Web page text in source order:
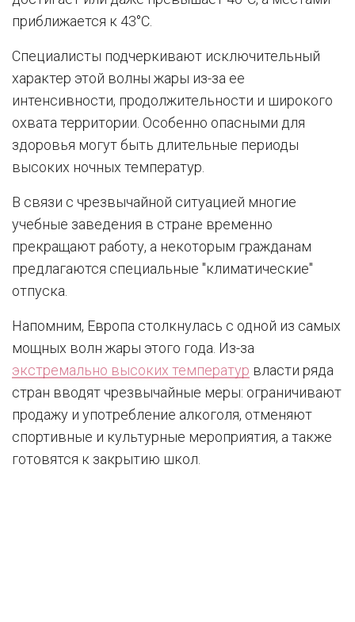
приближается к 43°C.
Специалисты подчеркивают исключительный
характер этой волны жары из-за ее
интенсивности, продолжительности и широкого
охвата территории. Особенно опасными для
здоровья могут быть длительные периоды
высоких ночных температур.
В связи с чрезвычайной ситуацией многие
учебные заведения в стране временно
прекращают работу, а некоторым гражданам
предлагаются специальные "климатические"
отпуска.
Напомним, Европа столкнулась с одной из самых
мощных волн жары этого года. Из-за
экстремально высоких температур власти ряда
стран вводят чрезвычайные меры: ограничивают
продажу и употребление алкоголя, отменяют
спортивные и культурные мероприятия, а также
готовятся к закрытию школ.